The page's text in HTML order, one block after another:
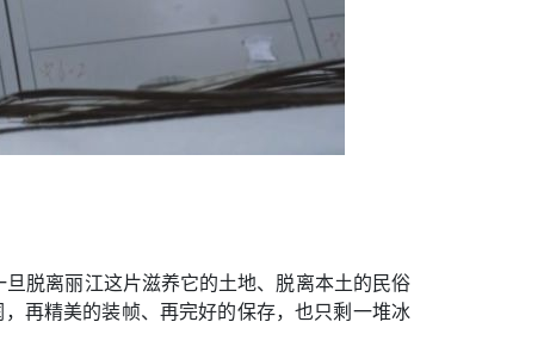
脱离丽江这片滋养它的土地、脱离本土的民俗
再精美的装帧、再完好的保存，也只剩一堆冰